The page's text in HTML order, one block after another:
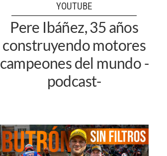
YOUTUBE
Pere Ibáñez, 35 años
construyendo motores
campeones del mundo -
podcast-